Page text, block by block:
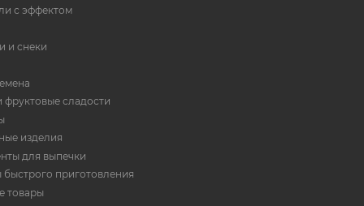
с эффектом
и снеки
фруктовые сладости
изделия
для выпечки
приготовления
товары